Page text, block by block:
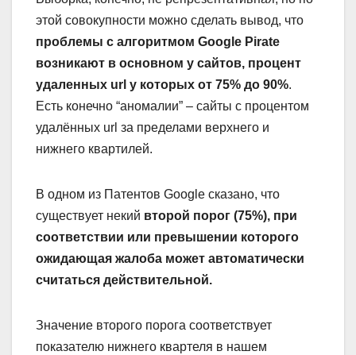
этой совокупности можно сделать вывод, что
проблемы с алгоритмом Google Pirate
возникают в основном у сайтов, процент
удаленных url у которых от 75% до 90%.
Есть конечно “аномалии” – сайты с процентом
удалённых url за пределами верхнего и
нижнего квартилей.
В одном из Патентов Google сказано, что
существует некий второй порог (75%), при
соответствии или превышении которого
ожидающая жалоба может автоматически
считаться действительной.
Значение второго порога соответствует
показателю нижнего квартеля в нашем